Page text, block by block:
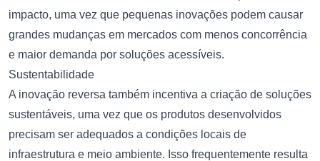
impacto, uma vez que pequenas inovações podem causar
grandes mudanças em mercados com menos concorrência
e maior demanda por soluções acessíveis.
Sustentabilidade
A inovação reversa também incentiva a criação de soluções
sustentáveis, uma vez que os produtos desenvolvidos
precisam ser adequados a condições locais de
infraestrutura e meio ambiente. Isso frequentemente resulta